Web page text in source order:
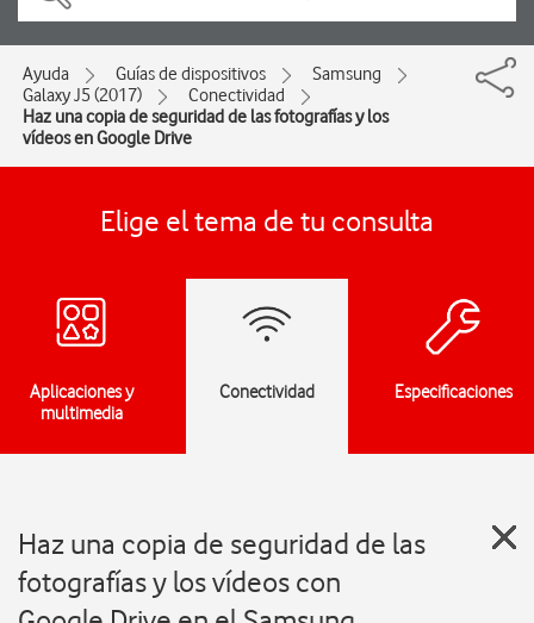
Ayuda Guías de dispositivos
Samsung
Galaxy J5 (2017)
Conectividad
Haz una copia de seguridad de las fotografías y los
vídeos en Google Drive
Elige el tema de tu consulta
Aplicaciones y
multimedia
Conectividad Especificaciones
Haz una copia de seguridad de las
fotografías y los vídeos con